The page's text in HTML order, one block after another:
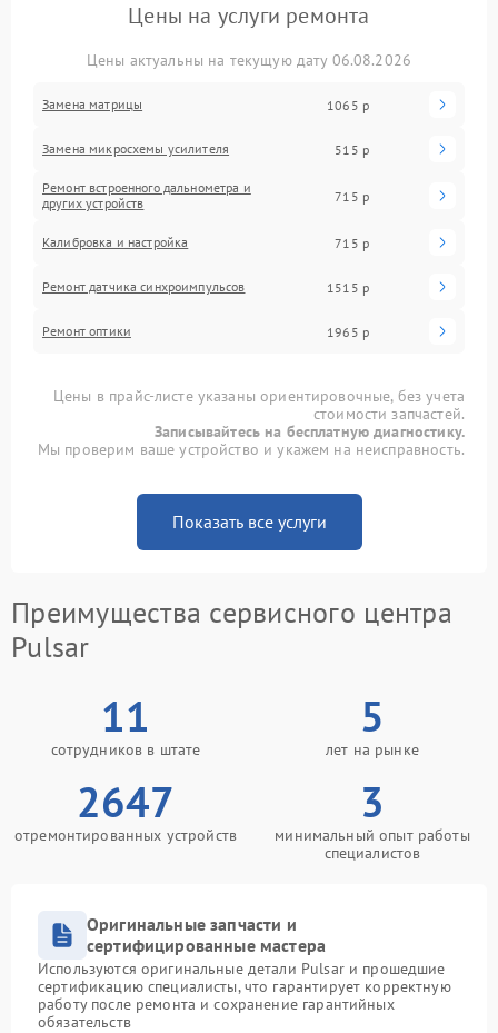
Цены на услуги ремонта
Цены актуальны на текущую дату 06.08.2026
Замена матрицы 1065 р
Замена микросхемы усилителя 515 р
Ремонт встроенного дальнометра и
других устройств
715 р
Калибровка и настройка 715 р
Ремонт датчика синхроимпульсов 1515 р
Ремонт оптики 1965 р
Цены в прайс-листе указаны ориентировочные, без учета
стоимости запчастей.
Записывайтесь на бесплатную диагностику.
Мы проверим ваше устройство и укажем на неисправность.
Показать все услуги
Преимущества сервисного центра
Pulsar
11
сотрудников в штате
5
лет на рынке
2647
отремонтированных устройств
3
минимальный опыт работы
специалистов
Оригинальные запчасти и
сертифицированные мастера
Используются оригинальные детали Pulsar и прошедшие
сертификацию специалисты, что гарантирует корректную
работу после ремонта и сохранение гарантийных
обязательств